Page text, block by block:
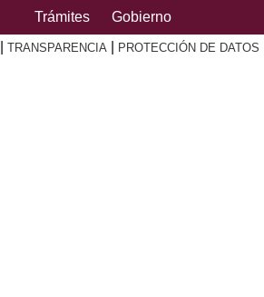
Trámites Gobierno
TRANSPARENCIA PROTECCIÓN DE DATOS